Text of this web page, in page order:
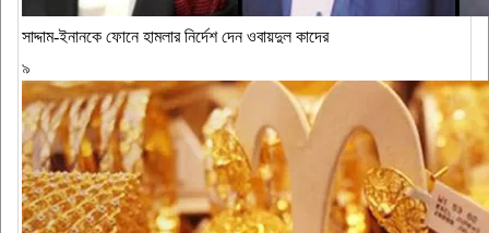
সাদ্দাম-ইনানকে ফোনে হামলার নির্দেশ দেন ওবায়দুল কাদের
৯